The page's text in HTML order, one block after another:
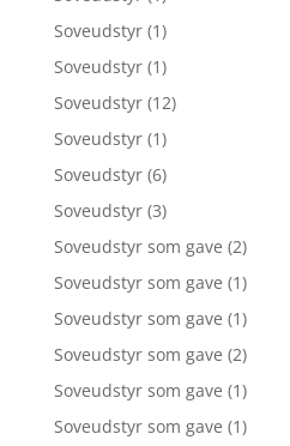
Soveudstyr (1)
Soveudstyr (1)
Soveudstyr (12)
Soveudstyr (1)
Soveudstyr (6)
Soveudstyr (3)
Soveudstyr som gave (2)
Soveudstyr som gave (1)
Soveudstyr som gave (1)
Soveudstyr som gave (2)
Soveudstyr som gave (1)
Soveudstyr som gave (1)